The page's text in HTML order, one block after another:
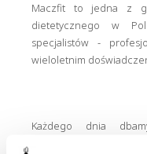
Maczfit to jedna z
dietetycznego w
specjalistów -
wieloletnim
Każdego dnia